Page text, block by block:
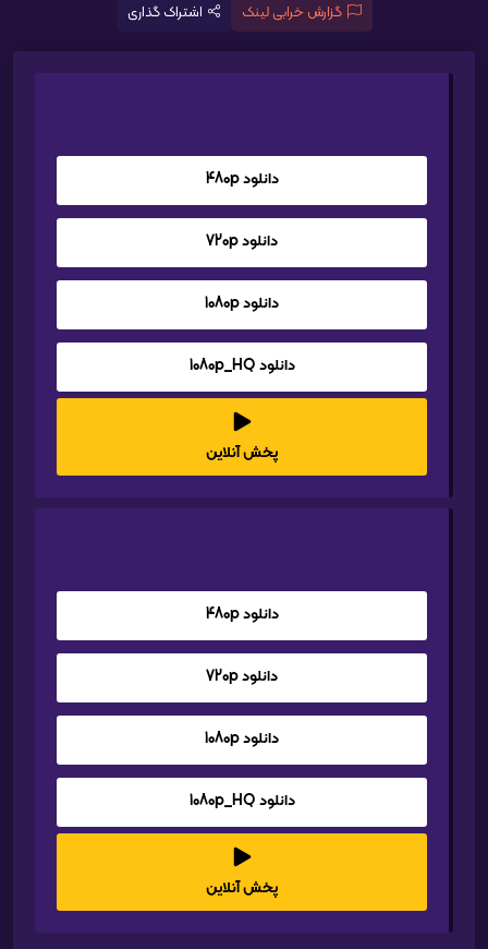
گزارش خرابی لینک اشتراک گذاری
دانلود 480p
دانلود 720p
دانلود 1080p
دانلود 1080p_HQ
پخش آنلاین
دانلود 480p
دانلود 720p
دانلود 1080p
دانلود 1080p_HQ
پخش آنلاین